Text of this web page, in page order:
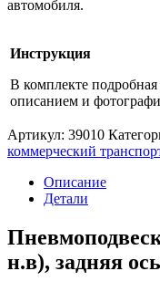
ось,
автомобиля.
Инструкция
В комплекте
описанием и
Артикул: 39010
коммерческий
Описание
Детали
н.в), задняя